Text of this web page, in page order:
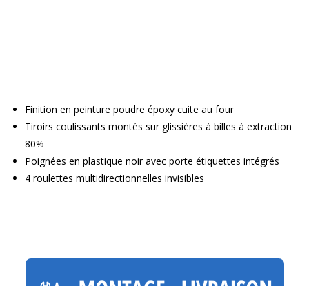
Finition en peinture poudre époxy cuite au four
Tiroirs coulissants montés sur glissières à billes à extraction
80%
Poignées en plastique noir avec porte étiquettes intégrés
4 roulettes multidirectionnelles invisibles